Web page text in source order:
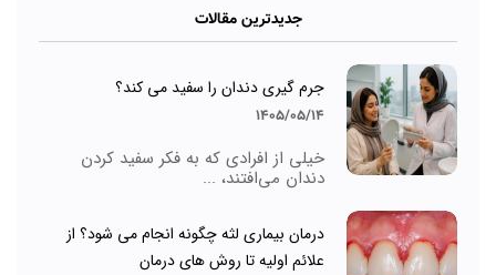
جدیدترین مقالات
جرم گیری دندان را سفید می کند؟
1405/05/14
خیلی از افرادی که به فکر سفید کردن
دندان می‌افتند، ...
درمان بیماری لثه چگونه انجام می شود؟ از
علائم اولیه تا روش های درمان